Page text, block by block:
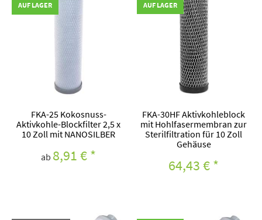
AUF LAGER
FKA-25 Kokosnuss-
Aktivkohle-Blockfilter 2,5 x
10 Zoll mit NANOSILBER
ab 8,91 €*
AUF LAGER
FKA-30HF Aktivkohleblock
mit Hohlfasermembran zur
Sterilfiltration für 10 Zoll
Gehäuse
64,43 €*